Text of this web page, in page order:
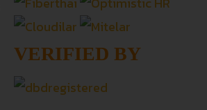
VERIFIED BY